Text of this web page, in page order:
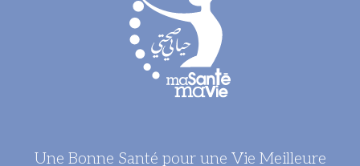
Une Bonne Santé pour une Vie Meilleure